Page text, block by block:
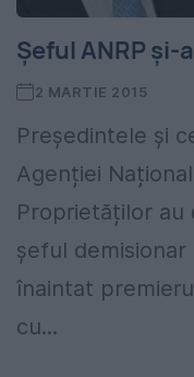
Șeful ANRP și-
2 MARTIE 2015
Președintele și
Agenției
Proprietăților au
șeful demisionar
înaintat
cu...